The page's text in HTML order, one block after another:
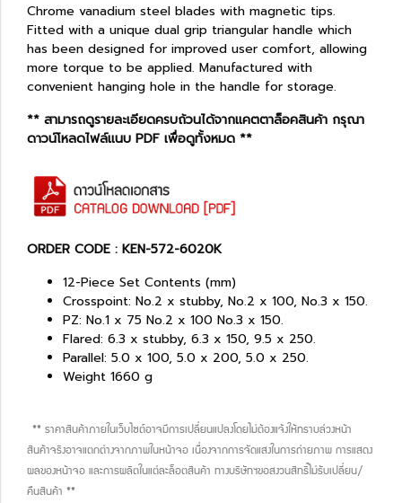
Chrome vanadium steel blades with magnetic tips.
Fitted with a unique dual grip triangular handle which
has been designed for improved user comfort, allowing
more torque to be applied. Manufactured with
convenient hanging hole in the handle for storage.
** สามารถดูรายละเอียดครบถ้วนได้จากแคตตาล็อคสินค้า กรุณา
ดาวน์โหลดไฟล์แนบ PDF เพื่อดูทั้งหมด **
ORDER CODE : KEN-572-6020K
12-Piece Set Contents (mm)
Crosspoint: No.2 x stubby, No.2 x 100, No.3 x 150.
PZ: No.1 x 75 No.2 x 100 No.3 x 150.
Flared: 6.3 x stubby, 6.3 x 150, 9.5 x 250.
Parallel: 5.0 x 100, 5.0 x 200, 5.0 x 250.
Weight 1660 g
** ราคาสินค้าภายในเว็บไซต์อาจมีการเปลี่ยนแปลงโดยไม่ต้องแจ้งให้ทราบล่วงหน้า
สินค้าจริงอาจแตกต่างจากภาพในหน้าจอ เนื่องจากการจัดแสงในการถ่ายภาพ การแสดง
ผลของหน้าจอ และการผลิตในแต่ละล็อตสินค้า ทางบริษัทฯขอสงวนสิทธิ์ไม่รับเปลี่ยน/
คืนสินค้า **